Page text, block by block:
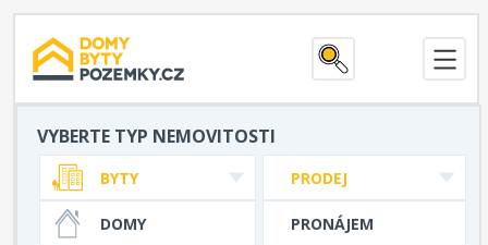
VYBERTE TYP NEMOVITOSTI
PRODEJ
PRONÁJEM
BYTY
DOMY